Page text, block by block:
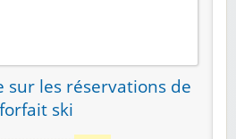
sur les réservations de
forfait ski